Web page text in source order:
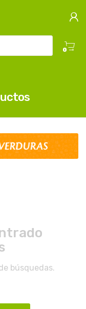
0
búsquedas.